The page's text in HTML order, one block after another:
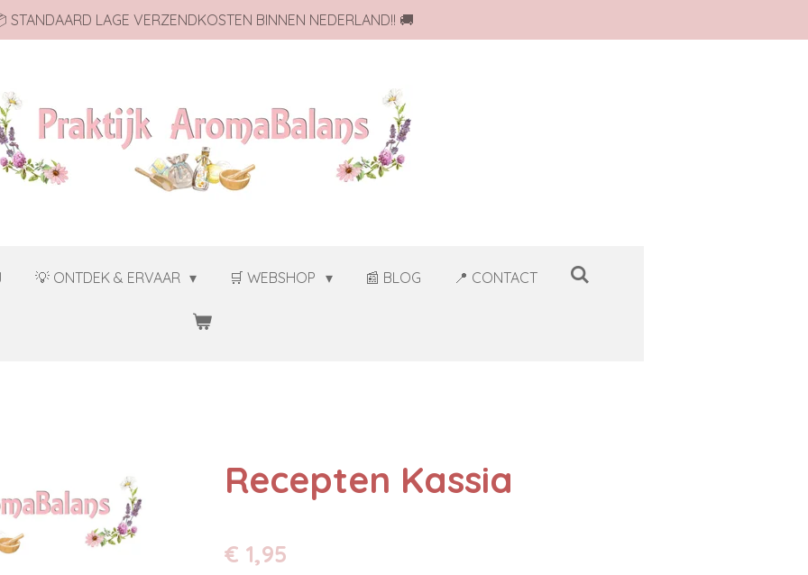
STANDAARD LAGE VERZENDKOSTEN BINNEN NEDERLAND!! 🚚
💡 ONTDEK & ERVAAR 🛒 WEBSHOP 📰 BLOG 📍 CONTACT
Recepten Kassia
€ 1,95